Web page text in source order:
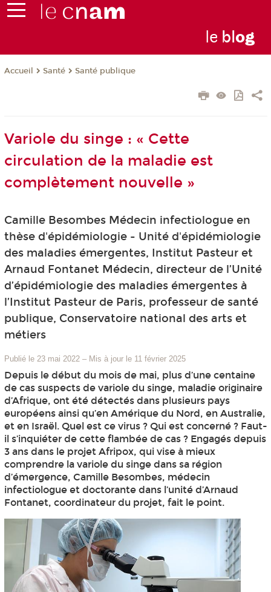
le blog
Accueil Santé Santé publique
Variole du singe : « Cette
circulation de la maladie est
complètement nouvelle »
Camille Besombes Médecin infectiologue en
thèse d'épidémiologie - Unité d'épidémiologie
des maladies émergentes, Institut Pasteur et
Arnaud Fontanet Médecin, directeur de l’Unité
d’épidémiologie des maladies émergentes à
l’Institut Pasteur de Paris, professeur de santé
publique, Conservatoire national des arts et
métiers
Publié le 23 mai 2022 – Mis à jour le 11 février 2025
Depuis le début du mois de mai, plus d’une centaine
de cas suspects de variole du singe, maladie originaire
d’Afrique, ont été détectés dans plusieurs pays
européens ainsi qu’en Amérique du Nord, en Australie,
et en Israël. Quel est ce virus ? Qui est concerné ? Faut-
il s’inquiéter de cette flambée de cas ? Engagés depuis
3 ans dans le projet Afripox, qui vise à mieux
comprendre la variole du singe dans sa région
d’émergence, Camille Besombes, médecin
infectiologue et doctorante dans l’unité d’Arnaud
Fontanet, coordinateur du projet, fait le point.